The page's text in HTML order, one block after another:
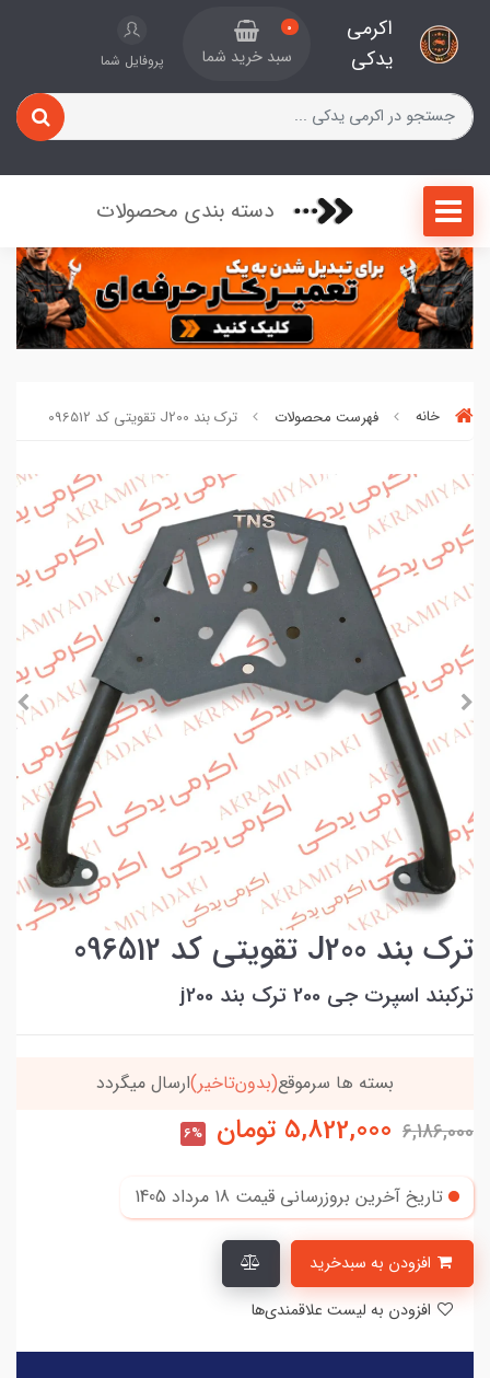
اکرمی
یدکی
0
سبد خرید شما پروفایل شما
دسته بندی محصولات
خانه فهرست محصولات ترک بند J200 تقویتی کد 096512
ترک بند J200 تقویتی کد 096512
ترکبند اسپرت جی 200 ترک بند j200
خریدتو به5میلیون برسون،ارسالت‌رایگانه
6,186,000
5,822,000 تومان 6%
تاریخ آخرین بروزرسانی قیمت 18 مرداد 1405